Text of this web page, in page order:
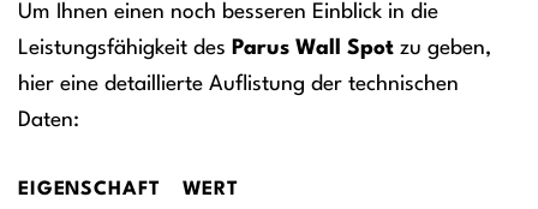
Um Ihnen einen noch besseren Einblick in die
Leistungsfähigkeit des Parus Wall Spot zu geben,
hier eine detaillierte Auflistung der technischen
Daten:
EIGENSCHAFT WERT